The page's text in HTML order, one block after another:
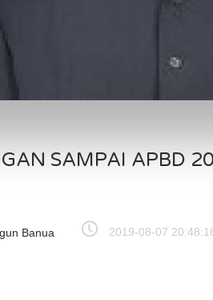
SAMPAI APBD
Banua 2019-08-07